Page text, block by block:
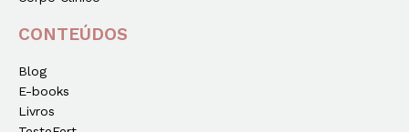
CONTEÚDOS
Blog
E-books
Livros